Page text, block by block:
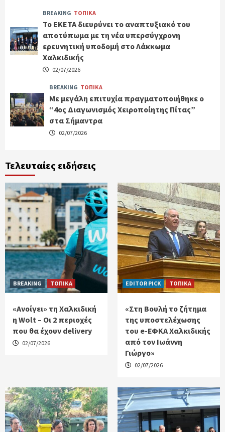
BREAKING ΤΟΠΙΚΑ
Το ΕΚΕΤΑ διευρύνει το αναπτυξιακό του
αποτύπωμα με τη νέα υπερσύγχρονη
ερευνητική υποδομή στο Λάκκωμα
Χαλκιδικής
02/07/2026
BREAKING ΤΟΠΙΚΑ
Με μεγάλη επιτυχία πραγματοποιήθηκε ο
“4ος Διαγωνισμός Χειροποίητης Πίτας”
στα Σήμαντρα
02/07/2026
Τελευταίες ειδήσεις
BREAKING ΤΟΠΙΚΑ
«Ανοίγει» τη Χαλκιδική
η Wolt – Οι 2 περιοχές
που θα έχουν delivery
02/07/2026
EDITOR PICK ΤΟΠΙΚΑ
«Στη Βουλή το ζήτημα
της υποστελέχωσης
του e-ΕΦΚΑ Χαλκιδικής
από τον Ιωάννη
Γιώργο»
02/07/2026